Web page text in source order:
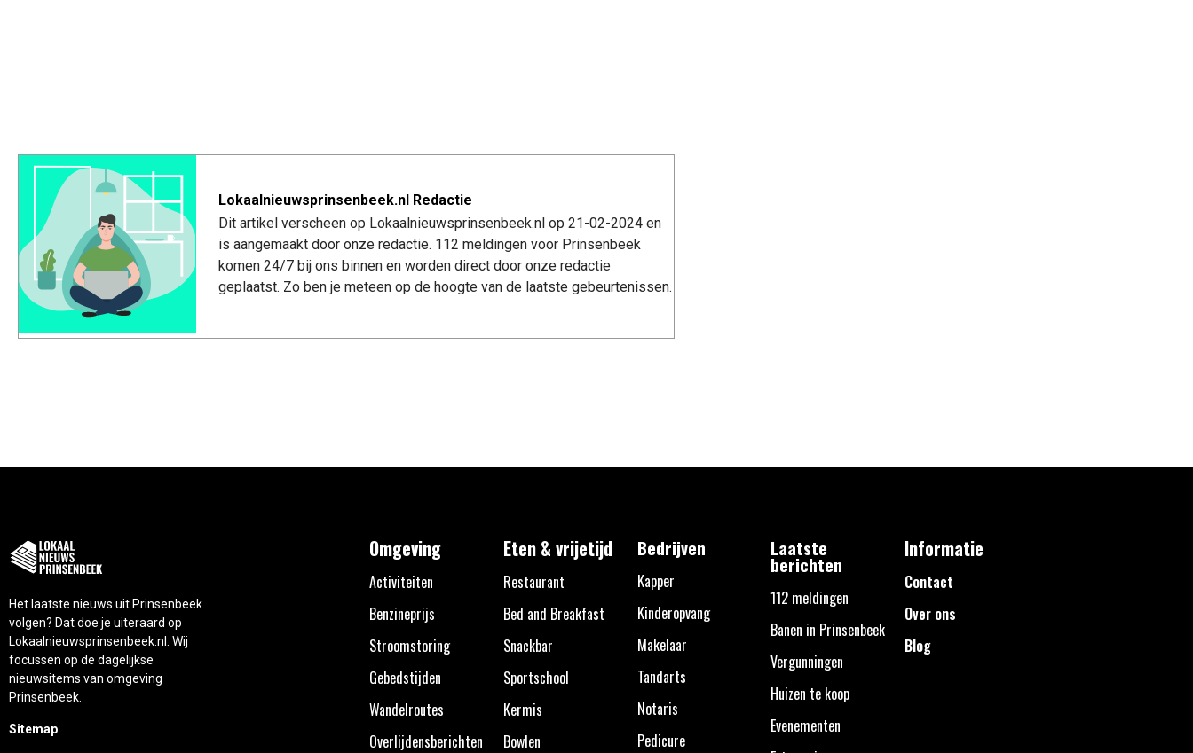
Lokaalnieuwsprinsenbeek.nl Redactie
Dit artikel verscheen op Lokaalnieuwsprinsenbeek.nl op 21-02-2024 en
is aangemaakt door onze redactie. 112 meldingen voor Prinsenbeek
komen 24/7 bij ons binnen en worden direct door onze redactie
geplaatst. Zo ben je meteen op de hoogte van de laatste gebeurtenissen.
Het laatste nieuws uit Prinsenbeek
volgen? Dat doe je uiteraard op
Lokaalnieuwsprinsenbeek.nl. Wij
focussen op de dagelijkse
nieuwsitems van omgeving
Prinsenbeek.
Sitemap
Omgeving
Activiteiten
Benzineprijs
Stroomstoring
Gebedstijden
Wandelroutes
Overlijdensberichten
Eten & vrijetijd
Restaurant
Bed and Breakfast
Snackbar
Sportschool
Kermis
Bowlen
Bedrijven
Kapper
Kinderopvang
Makelaar
Tandarts
Notaris
Pedicure
Laatste
berichten
112 meldingen
Banen in Prinsenbeek
Vergunningen
Huizen te koop
Evenementen
Informatie
Contact
Over ons
Blog